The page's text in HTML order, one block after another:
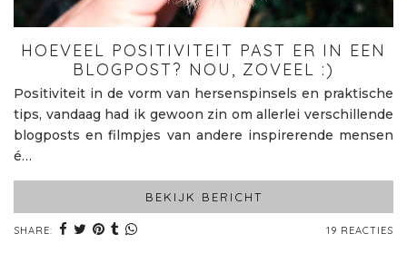
HOEVEEL POSITIVITEIT PAST ER IN EEN
BLOGPOST? NOU, ZOVEEL :)
Positiviteit in de vorm van hersenspinsels en praktische
tips, vandaag had ik gewoon zin om allerlei verschillende
blogposts en filmpjes van andere inspirerende mensen
é…
BEKIJK BERICHT
SHARE: 19 REACTIES